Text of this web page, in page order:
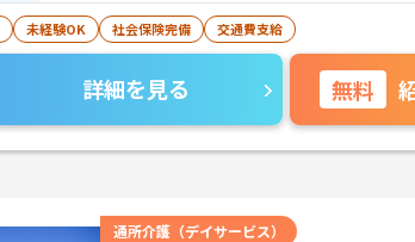
未経験OK 社会保険完備 交通費支給
詳細を見る 無料
通所介護（デイサービス）